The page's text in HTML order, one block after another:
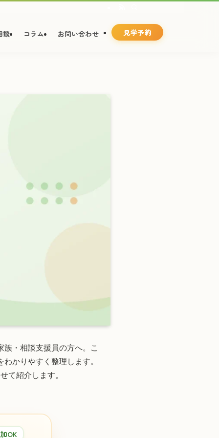
談 コラム お問い合わせ 見学予約
・相談支援員の方へ。こ
かりやすく整理します。
て紹介します。
OK